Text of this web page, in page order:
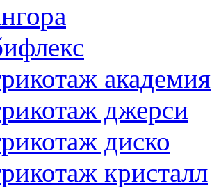
академия
джерси
диско
кристалл